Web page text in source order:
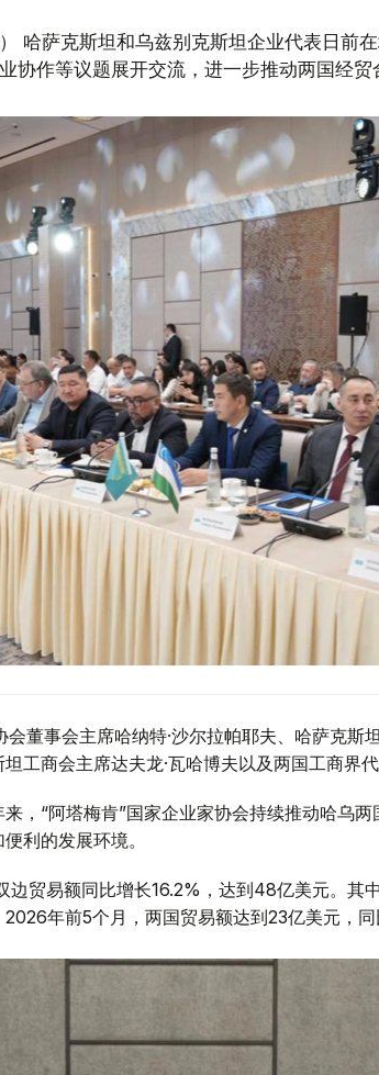
哈萨克斯坦和乌兹别克斯坦企业代表日前
协作等议题展开交流，进一步推动两国经贸
会董事会主席哈纳特·沙尔拉帕耶夫、哈萨克斯
工商会主席达夫龙·瓦哈博夫以及两国工商界代
，“阿塔梅肯”国家企业家协会持续推动哈乌
利的发展环境。
边贸易额同比增长16.2%，达到48亿美元。其
年前5个月，两国贸易额达到23亿美元，同